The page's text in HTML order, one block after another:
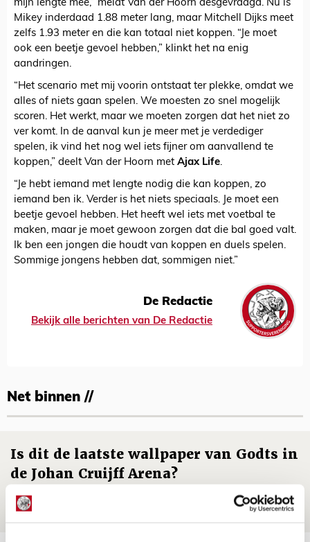
mijn lengte mee,” meldt Van der Hoorn desgevraagd. Nu is
Mikey inderdaad 1.88 meter lang, maar Mitchell Dijks meet
zelfs 1.93 meter en die kan totaal niet koppen. “Je moet
ook een beetje gevoel hebben,” klinkt het na enig
aandringen.
“Het scenario met mij voorin ontstaat ter plekke, omdat we
alles of niets gaan spelen. We moesten zo snel mogelijk
scoren. Het werkt, maar we moeten zorgen dat het niet zo
ver komt. In de aanval kun je meer met je verdediger
spelen, ik vind het nog wel iets fijner om aanvallend te
koppen,” deelt Van der Hoorn met Ajax Life.
“Je hebt iemand met lengte nodig die kan koppen, zo
iemand ben ik. Verder is het niets speciaals. Je moet een
beetje gevoel hebben. Het heeft wel iets met voetbal te
maken, maar je moet gewoon zorgen dat die bal goed valt.
Ik ben een jongen die houdt van koppen en duels spelen.
Sommige jongens hebben dat, sommigen niet.”
De Redactie
Bekijk alle berichten van De Redactie
Net binnen //
Is dit de laatste wallpaper van Godts in
de Johan Cruijff Arena?
07 AUGUSTUS 2026 - 00:36
NIEUWS